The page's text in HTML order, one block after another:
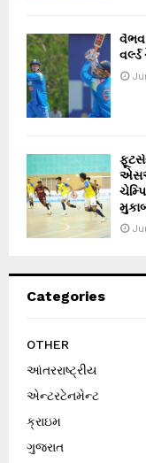
વૈભવ
વર્લ્ડ
એસએ
Categories
OTHER
આંતરરાષ્ટ્રીય
એન્ટરટેનમેન્ટ
ક્રાઇમ
ગુજરાત